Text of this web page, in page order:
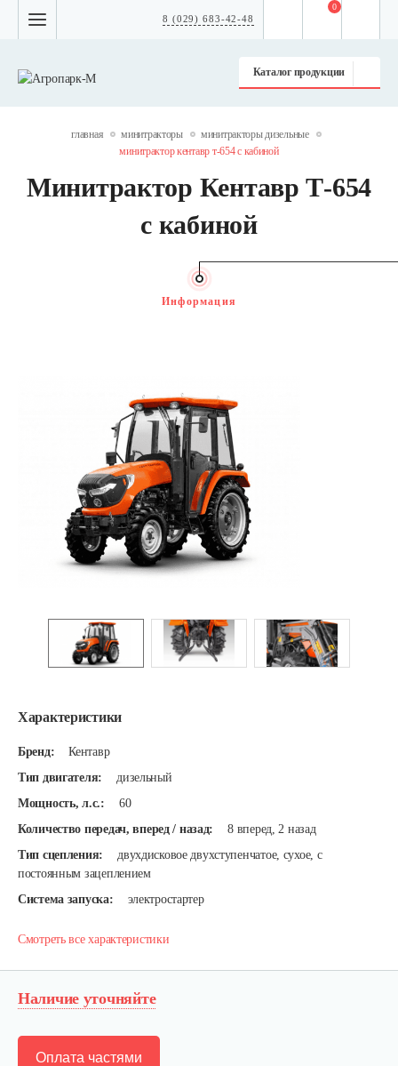
8 (029) 683-42-48
Каталог продукции
0
главная минитракторы
минитракторы дизельные
минитрактор кентавр т-654 с кабиной
Минитрактор Кентавр Т-654
с кабиной
Характеристики
Бренд:
Кентавр
Тип двигателя:
дизельный
Мощность, л.с.:
60
Количество передач, вперед / назад:
8 вперед, 2 назад
Тип сцепления:
двухдисковое двухступенчатое, сухое, с
постоянным зацеплением
Система запуска:
электростартер
Смотреть все характеристики
Информация
Наличие уточняйте
Оплата частями